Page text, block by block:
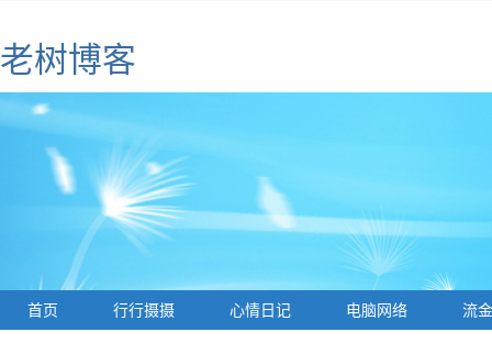
老树博客
首页 行行摄摄 心情日记 电脑网络 流